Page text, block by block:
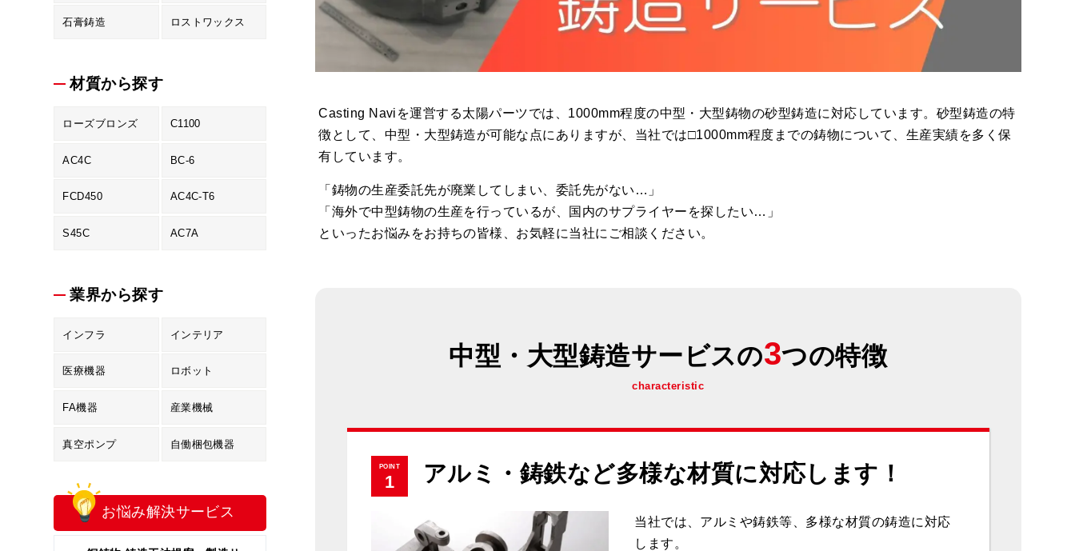
Casting Naviを運営する太陽パーツでは、1000mm程度の中型・大型鋳物の砂型鋳造に対応しています。砂型鋳造の特
徴として、中型・大型鋳造が可能な点にありますが、当社では□1000mm程度までの鋳物について、生産実績を多く保
有しています。
「鋳物の生産委託先が廃業してしまい、委託先がない…」
「海外で中型鋳物の生産を行っているが、国内のサプライヤーを探したい…」
といったお悩みをお持ちの皆様、お気軽に当社にご相談ください。
中型・大型鋳造サービスの3つの特徴
characteristic
POINT
1 アルミ・鋳鉄など多様な材質に対応します！
当社では、アルミや鋳鉄等、多様な材質の鋳造に対応
します。
石膏鋳造 ロストワックス
材質から探す
ローズブロンズ C1100
AC4C BC-6
FCD450 AC4C-T6
S45C AC7A
業界から探す
インフラ インテリア
医療機器 ロボット
FA機器 産業機械
真空ポンプ 自働梱包機器
お悩み解決サービス